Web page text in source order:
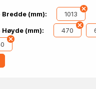
Bredde (mm): 1013
(mm): 470